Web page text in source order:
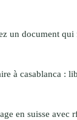
un document qui
à casablanca :
en suisse avec